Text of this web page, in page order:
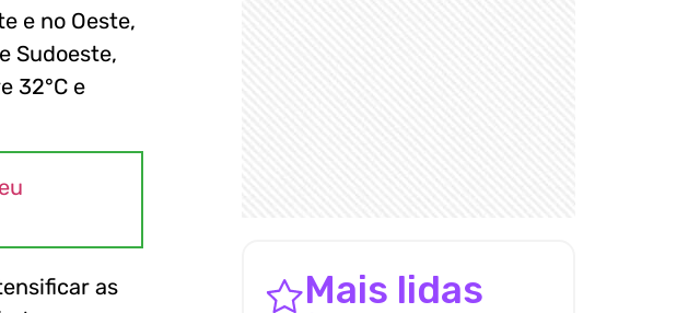
e no Oeste,
Sudoeste,
32°C e
as
Mais lidas